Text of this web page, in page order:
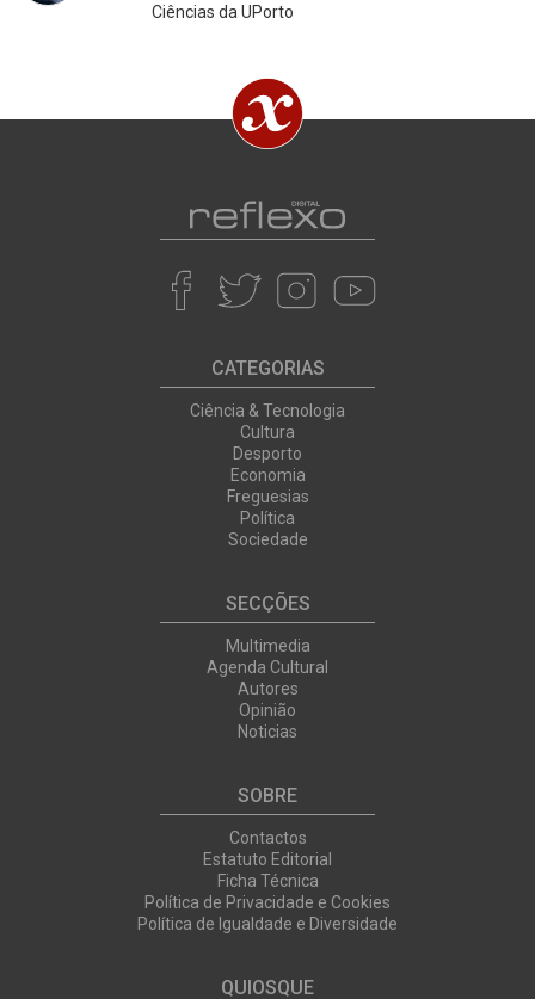
Ciências da UPorto
CATEGORIAS
Ciência & Tecnologia
Cultura
Desporto
Economia
Freguesias
Política
Sociedade
SECÇÕES
Multimedia
Agenda Cultural
Autores
Opinião
Noticias
SOBRE
Contactos
Estatuto Editorial
Ficha Técnica
Política de Privacidade e Cookies
Política de Igualdade e Diversidade
QUIOSQUE